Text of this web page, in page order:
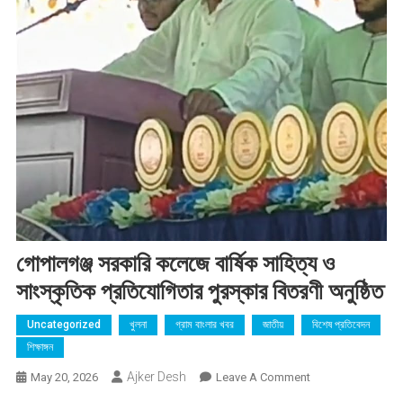
গোপালগঞ্জ সরকারি কলেজে বার্ষিক সাহিত্য ও
সাংস্কৃতিক প্রতিযোগিতার পুরস্কার বিতরণী অনুষ্ঠিত
Uncategorized খুলনা গ্রাম বাংলার খবর জাতীয়
বিশেষ প্রতিবেদন
শিক্ষাঙ্গন
May 20, 2026 Ajker Desh Leave A CommentOn